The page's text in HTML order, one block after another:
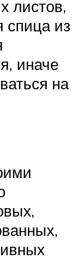
листов,
спица из
иначе
на